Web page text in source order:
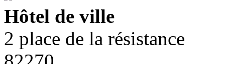
Hôtel de ville
2 place de la résistance